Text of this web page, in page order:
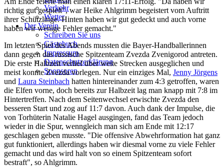
Verkehr
Wetter
Der Verein
Schreiben Sie uns
Gästebuch
Impressum
Datenschutzerklärung
Sponsoren
richtig gut gespielt", war Heike Ahlgrimm begeistert vom Auftritt
ihrer Schützlinge. Hinten haben wir gut gedeckt und auch vorne
haben wir wenige Fehler gemacht."
Im letzten Spiel des Abends mussten die Bayer-Handballerinnen
dann gegen das russische Spitzenteam Zvezda Zvenigorod antreten.
Die erste Halbzeit verlief über weite Strecken ausgeglichen und
meist konnte Zvezda vorlegen. Nur ein einziges Mal, Jenny Jörgens
und Laura Steinbach hatten hintereinander zum 4:3 getroffen, waren
die Elfen vorne, doch bereits zur Halbzeit lag man knapp mit 7:8 im
Hintertreffen. Nach dem Seitenwechsel erwischte Zvezda den
besseren Start und zog auf 11:7 davon. Auch dank der Impulse, die
von Torhüterin Natalie Hagel ausgingen, fand das Team jedoch
wieder in die Spur, wenngleich man sich am Ende mit 12:17
geschlagen geben musste. "Die offensive Abwehrformation hat ganz
gut funktioniert, allerdings haben wir diesmal vorne zu viele Fehler
gemacht und das wird halt von so einem Spitzenteam sofort
bestraft", so Ahlgrimm.